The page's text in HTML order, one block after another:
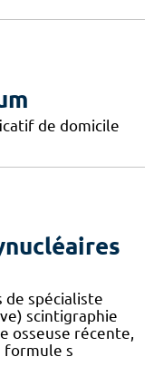
de domicile
de spécialiste
scintigraphie
osseuse récente,
formule s